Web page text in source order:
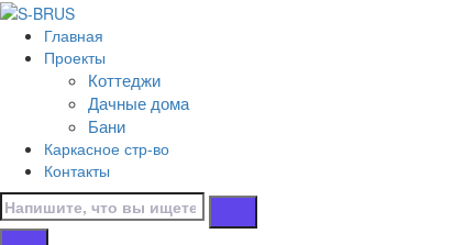
Перейти к контенту
Главная
Проекты
Коттеджи
Дачные дома
Бани
Каркасное стр-во
Контакты
Коттеджи
/
16х11
/